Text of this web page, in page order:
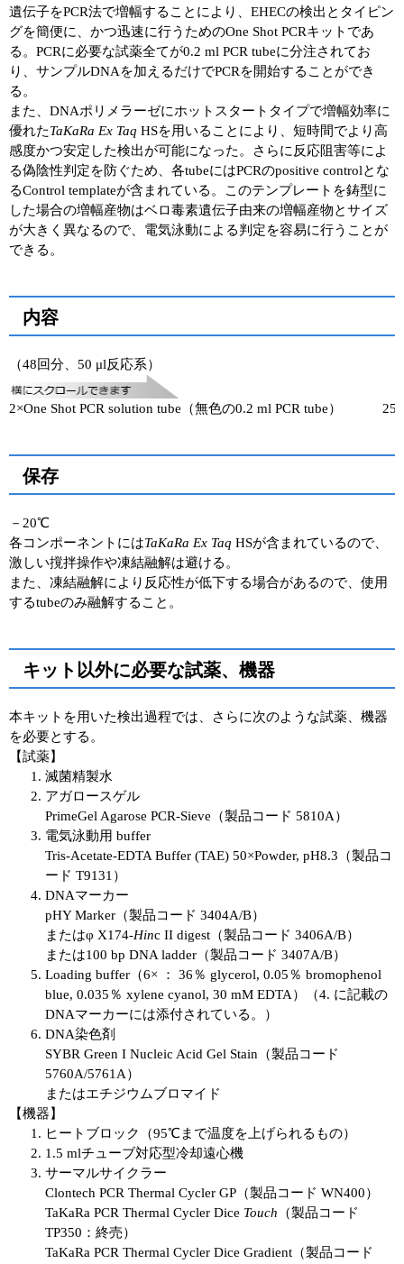
エピジェネティクス実験ガイド
RNAi実験ガイド
アプリケーションノート
プロトコール集
ユーザーズボイス集
動画ライブラリー
遺伝子をPCR法で増幅することにより、EHECの検出とタイピン
グを簡便に、かつ迅速に行うためのOne Shot PCRキットであ
る。PCRに必要な試薬全てが0.2 ml PCR tubeに分注されてお
り、サンプルDNAを加えるだけでPCRを開始することができ
る。
また、DNAポリメラーゼにホットスタートタイプで増幅効率に
優れたTaKaRa Ex Taq HSを用いることにより、短時間でより高
感度かつ安定した検出が可能になった。さらに反応阻害等によ
る偽陰性判定を防ぐため、各tubeにはPCRのpositive controlとな
るControl templateが含まれている。このテンプレートを鋳型に
した場合の増幅産物はベロ毒素遺伝子由来の増幅産物とサイズ
が大きく異なるので、電気泳動による判定を容易に行うことが
できる。
内容
（48回分、50 μl反応系）
2×One Shot PCR solution tube（無色の0.2 ml PCR tube） 25
保存
－20℃
各コンポーネントにはTaKaRa Ex Taq HSが含まれているので、
激しい撹拌操作や凍結融解は避ける。
また、凍結融解により反応性が低下する場合があるので、使用
するtubeのみ融解すること。
キット以外に必要な試薬、機器
本キットを用いた検出過程では、さらに次のような試薬、機器
を必要とする。
【試薬】
滅菌精製水
アガロースゲル
PrimeGel Agarose PCR-Sieve（製品コード 5810A）
電気泳動用 buffer
Tris-Acetate-EDTA Buffer (TAE) 50×Powder, pH8.3（製品コ
ード T9131）
DNAマーカー
pHY Marker（製品コード 3404A/B）
またはφ X174‐Hinc II digest（製品コード 3406A/B）
または100 bp DNA ladder（製品コード 3407A/B）
Loading buffer（6× ： 36％ glycerol, 0.05％ bromophenol
blue, 0.035％ xylene cyanol, 30 mM EDTA）（4. に記載の
DNAマーカーには添付されている。）
DNA染色剤
SYBR Green I Nucleic Acid Gel Stain（製品コード
5760A/5761A）
またはエチジウムブロマイド
【機器】
ヒートブロック（95℃まで温度を上げられるもの）
1.5 mlチューブ対応型冷却遠心機
サーマルサイクラー
Clontech PCR Thermal Cycler GP（製品コード WN400）
TaKaRa PCR Thermal Cycler Dice Touch （製品コード
TP350：終売）
TaKaRa PCR Thermal Cycler Dice Gradient（製品コード